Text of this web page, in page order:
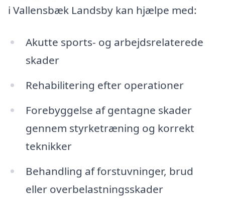
i Vallensbæk Landsby kan hjælpe med:
Akutte sports- og arbejdsrelaterede
skader
Rehabilitering efter operationer
Forebyggelse af gentagne skader
gennem styrketræning og korrekt
teknikker
Behandling af forstuvninger, brud
eller overbelastningsskader